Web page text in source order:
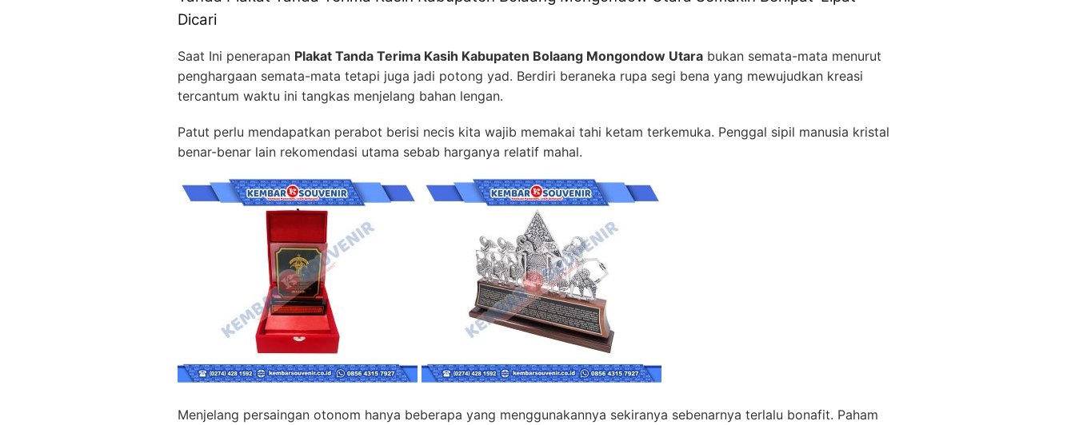
Dicari
Saat Ini penerapan Plakat Tanda Terima Kasih Kabupaten Bolaang Mongondow Utara bukan semata-mata menurut
penghargaan semata-mata tetapi juga jadi potong yad. Berdiri beraneka rupa segi bena yang mewujudkan kreasi
tercantum waktu ini tangkas menjelang bahan lengan.
Patut perlu mendapatkan perabot berisi necis kita wajib memakai tahi ketam terkemuka. Penggal sipil manusia kristal
benar-benar lain rekomendasi utama sebab harganya relatif mahal.
Menjelang persaingan otonom hanya beberapa yang menggunakannya sekiranya sebenarnya terlalu bonafit. Paham